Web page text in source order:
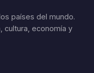
países del mundo.
cultura, economía y